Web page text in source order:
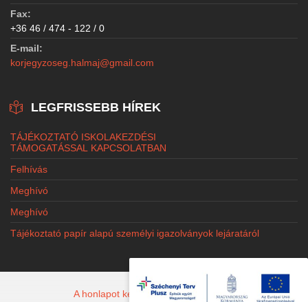
Fax:
+36 46 / 474 - 122 / 0
E-mail:
korjegyzoseg.halmaj@gmail.com
LEGFRISSEBB HÍREK
TÁJÉKOZTATÓ ISKOLAKEZDÉSI
TÁMOGATÁSSAL KAPCSOLATBAN
Felhívás
Meghívó
Meghívó
Tájékoztató papír alapú személyi igazolványok lejáratáról
A honlapot készítette: Jacobi Marketing